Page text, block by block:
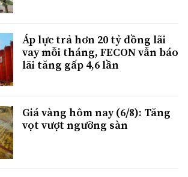
Áp lực trả hơn 20 tỷ đồng lãi
vay mỗi tháng, FECON vẫn báo
lãi tăng gấp 4,6 lần
Giá vàng hôm nay (6/8): Tăng
vọt vượt ngưỡng sàn